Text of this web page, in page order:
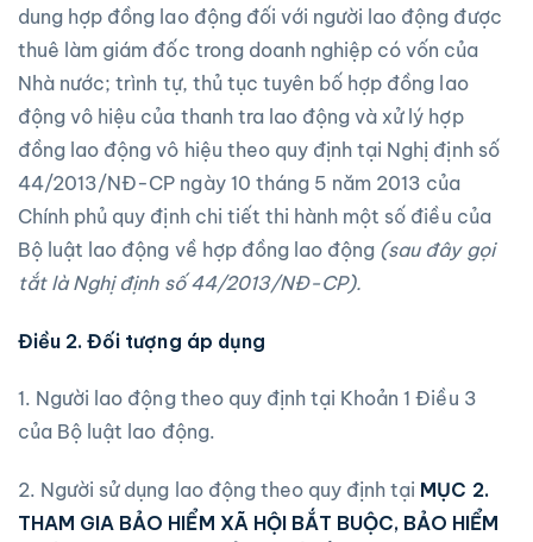
dung hợp đồng lao động đối với người lao động được
thuê làm giám đốc trong doanh nghiệp có vốn của
Nhà nước; trình tự, thủ tục tuyên bố hợp đồng lao
động vô hiệu của thanh tra lao động và xử lý hợp
đồng lao động vô hiệu theo quy định tại Nghị định số
44/2013/NĐ-CP ngày 10 tháng 5 năm 2013 của
Chính phủ quy định chi tiết thi hành một số điều của
Bộ luật lao động về hợp đồng lao động (sau đây gọi
tắt là Nghị định số44/2013/NĐ-CP).
Điều 2. Đối tượng áp dụng
1. Người lao động theo quy định tại Khoản 1 Điều 3
của Bộ luật lao động.
2. Người sử dụng lao động theo quy định tại MỤC 2.
THAM GIA BẢO HIỂM XÃ HỘI BẮT BUỘC, BẢO HIỂM